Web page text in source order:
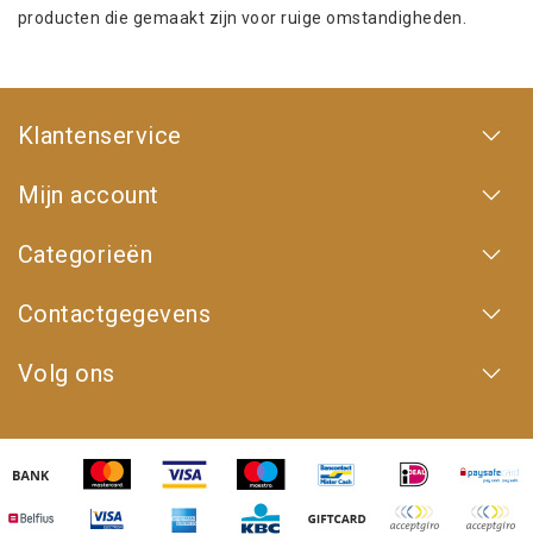
producten die gemaakt zijn voor ruige omstandigheden.
Klantenservice
Mijn account
Categorieën
Contactgegevens
Volg ons